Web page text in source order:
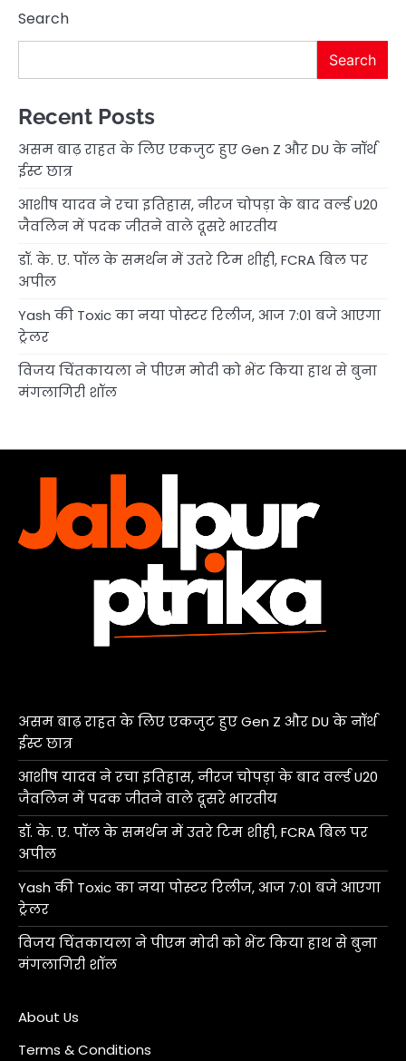
Search
Search
Recent Posts
असम बाढ़ राहत के लिए एकजुट हुए Gen Z और DU के नॉर्थ
ईस्ट छात्र
आशीष यादव ने रचा इतिहास, नीरज चोपड़ा के बाद वर्ल्ड U20
जैवलिन में पदक जीतने वाले दूसरे भारतीय
डॉ. के. ए. पॉल के समर्थन में उतरे टिम शीही, FCRA बिल पर
अपील
Yash की Toxic का नया पोस्टर रिलीज, आज 7:01 बजे आएगा
ट्रेलर
विजय चिंतकायला ने पीएम मोदी को भेंट किया हाथ से बुना
मंगलागिरी शॉल
असम बाढ़ राहत के लिए एकजुट हुए Gen Z और DU के नॉर्थ
ईस्ट छात्र
आशीष यादव ने रचा इतिहास, नीरज चोपड़ा के बाद वर्ल्ड U20
जैवलिन में पदक जीतने वाले दूसरे भारतीय
डॉ. के. ए. पॉल के समर्थन में उतरे टिम शीही, FCRA बिल पर
अपील
Yash की Toxic का नया पोस्टर रिलीज, आज 7:01 बजे आएगा
ट्रेलर
विजय चिंतकायला ने पीएम मोदी को भेंट किया हाथ से बुना
मंगलागिरी शॉल
About Us
Terms & Conditions